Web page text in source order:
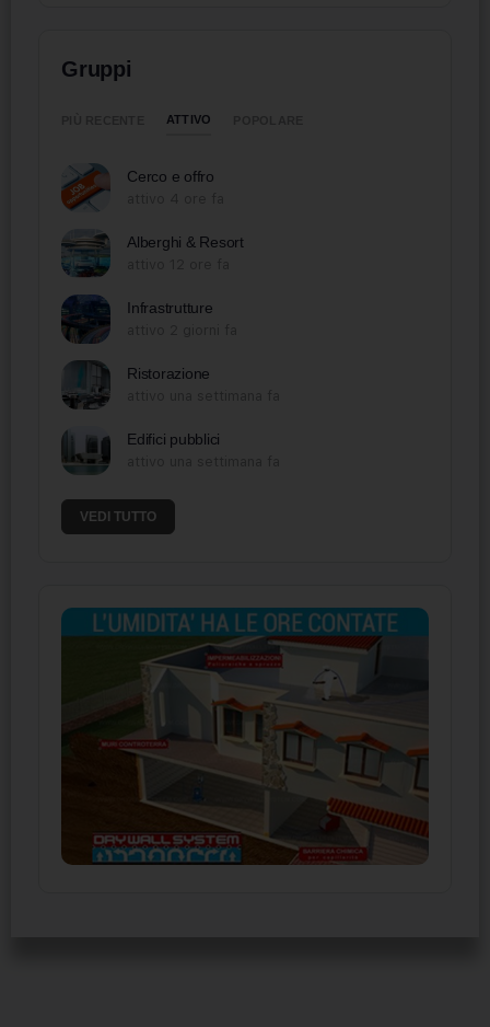
Gruppi
ATTIVO
Cerco e offro
Alberghi & Resort
Infrastrutture
Ristorazione
Edifici pubblici
VEDI TUTTO